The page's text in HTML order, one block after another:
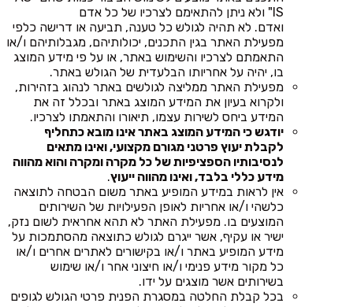
IS" ולא ניתן להתאימם לצרכיו של כל אדם
ואדם. לא תהיה לגולש כל טענה, תביעה או דרישה כלפי
מפעילת האתר בגין התכנים, יכולותיהם, מגבלותיהם ו/או
התאמתם לצרכיו והשימוש באתר, או על פי מידע המוצג
בו, יהיה על אחריותו הבלעדית של הגולש באתר.
מפעילת האתר ממליצה לגולשים באתר לנהוג בזהירות,
ולקרוא בעיון את המידע המוצג באתר ובכלל זה את
המידע ביחס לשירות עצמו, תיאורו והתאמתו לצרכיו.
יודגש כי המידע המוצג באתר אינו מובא כתחליף
לקבלת יעוץ פרטני מגורם מקצועי, ואינו מתאים
לנסיבותיו הספציפיות של כל מקרה ומקרה והוא מהווה
מידע כללי בלבד, ואינו מהווה ייעוץ.
אין לראות במידע המופיע באתר משום הבטחה לתוצאה
כלשהי ו/או אחריות לאופן הפעילויות של השירותים
המוצעים בו. מפעילת האתר לא תהא אחראית לשום נזק,
ישיר או עקיף, אשר ייגרם לגולש כתוצאה מהסתמכות על
מידע המופיע באתר ו/או בקישורים לאתרים אחרים ו/או
כל מקור מידע פנימי ו/או חיצוני אחר ו/או שימוש
בשירותים אשר מוצגים על ידו.
בכל קבלת החלטה במסגרת הפנית פרטי הגולש לגופים